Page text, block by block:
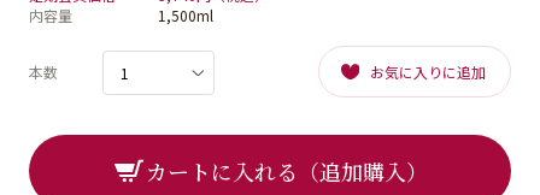
内容量
1,500ml
本数 お気に入りに追加
カートに入れる（追加購入）